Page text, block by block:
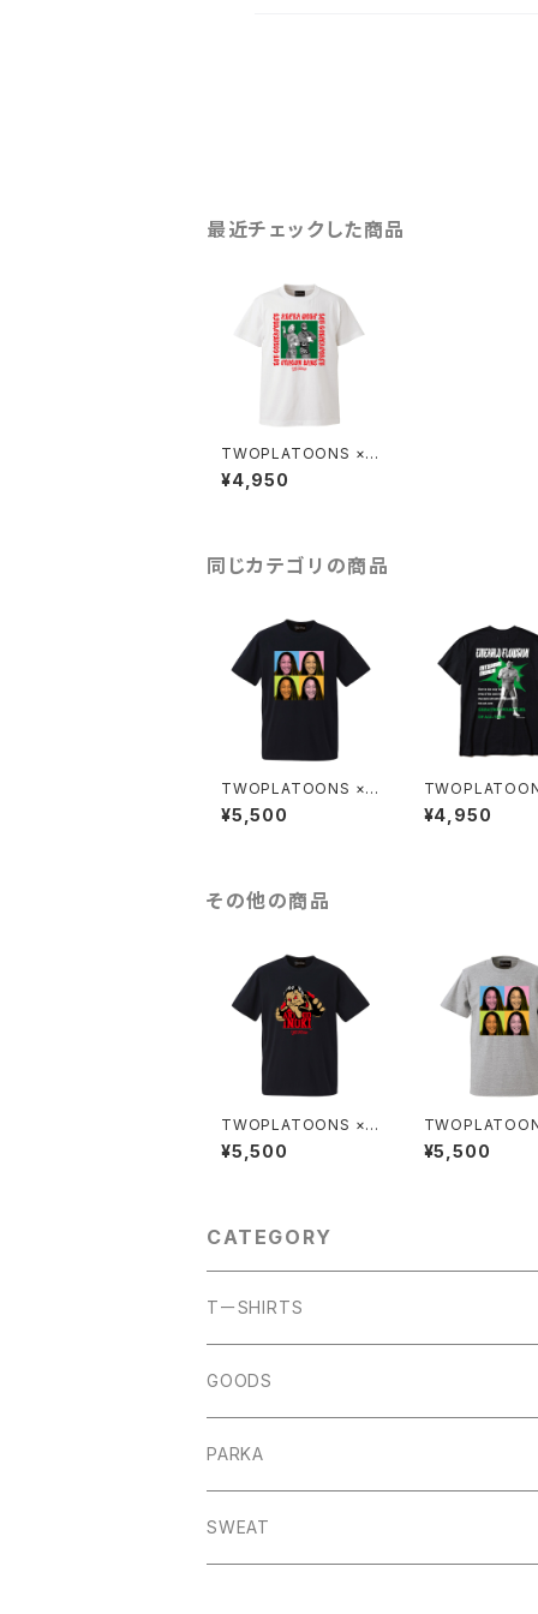
最近チェックした商品
TWOPLATOONS ×
ロス・ゴルペアドーレス
コラボレーション-T /
¥4,950
同じカテゴリの商品
TWOPLATOONS ×
黒潮TOKYOジャパン
コラボレーション-T / B
¥5,500
三沢 光晴 コラ
ョン-T / BLACK
¥4,950
その他の商品
TWOPLATOONS ×
アントニオ猪木 コラボ
レーション FIRE EYES
¥5,500
黒潮TOKYOジ
コラボレーショ
¥5,500
CATEGORY
TーSHIRTS
GOODS
PARKA
SWEAT